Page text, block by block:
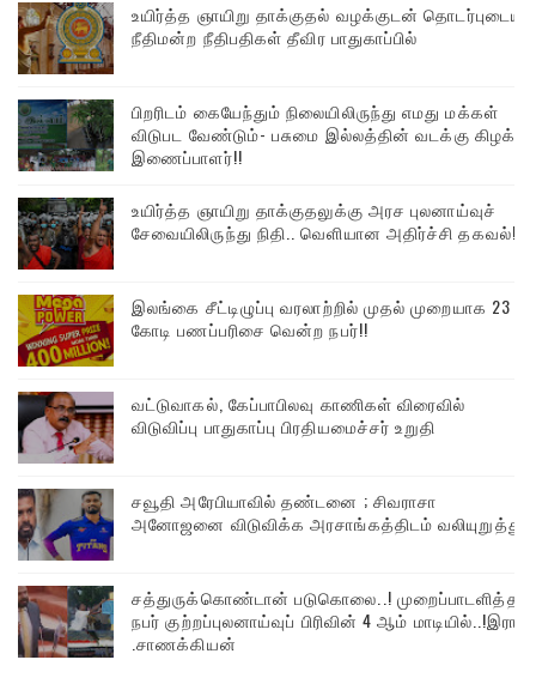
உயிர்த்த ஞாயிறு தாக்குதல் வழக்குடன் தொடர்புடைய
நீதிமன்ற நீதிபதிகள் தீவிர பாதுகாப்பில்
பிறரிடம் கையேந்தும் நிலையிலிருந்து எமது மக்கள்
விடுபட வேண்டும்- பசுமை இல்லத்தின் வடக்கு கிழக்கு
இணைப்பாளர்!!
உயிர்த்த ஞாயிறு தாக்குதலுக்கு அரச புலனாய்வுச்
சேவையிலிருந்து நிதி.. வெளியான அதிர்ச்சி தகவல்!
இலங்கை சீட்டிழுப்பு வரலாற்றில் முதல் முறையாக 23
கோடி பணப்பரிசை வென்ற நபர்!!
வட்டுவாகல், கேப்பாபிலவு காணிகள் விரைவில்
விடுவிப்பு பாதுகாப்பு பிரதியமைச்சர் உறுதி
சவூதி அரேபியாவில் தண்டனை ; சிவராசா
அனோஜனை விடுவிக்க அரசாங்கத்திடம் வலியுறுத்து
சத்துருக்கொண்டான் படுகொலை..! முறைப்பாடளித்த
நபர் குற்றப்புலனாய்வுப் பிரிவின் 4 ஆம் மாடியில்..!இரா
.சாணக்கியன்